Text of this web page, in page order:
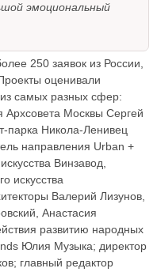
эмоциональный
250 заявок из России,
оценивали
самых разных сфер:
Архсовета Москвы Сергей
парка Никола-Ленивец
направления Urban +
Винзавод,
искусства
Валерий Лизунов,
Анастасия
развитию народных
Юлия Музыка; директор
главный редактор